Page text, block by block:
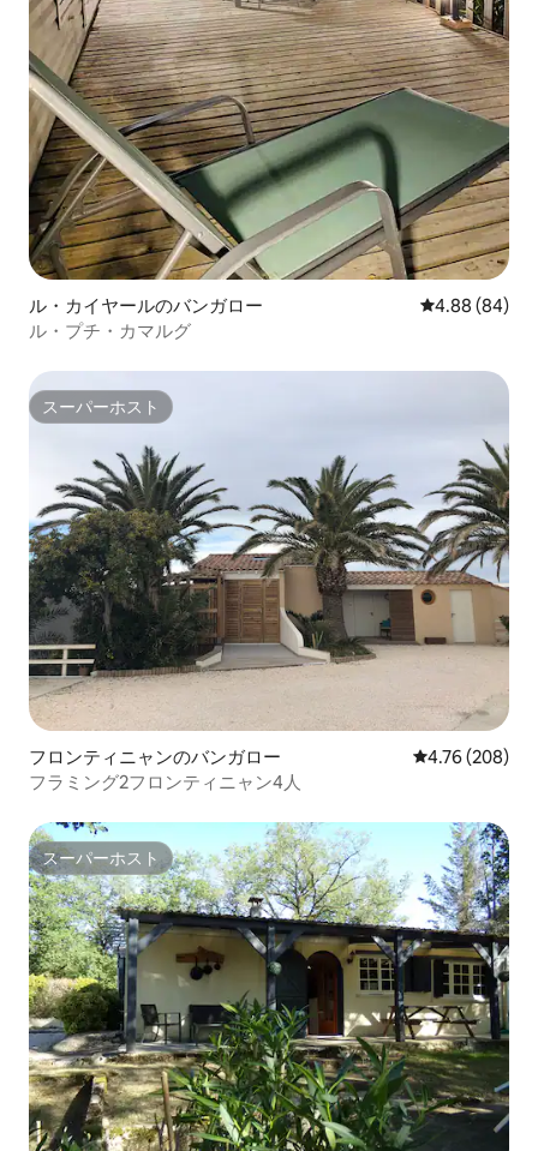
ル・カイヤールのバンガロー レビュー84件
4.88 (84)
ル・プチ・カマルグ
スーパーホスト
スーパーホスト
フロンティニャンのバンガロー レビュー208
4.76 (208)
フラミング2フロンティニャン4人
スーパーホスト
スーパーホスト